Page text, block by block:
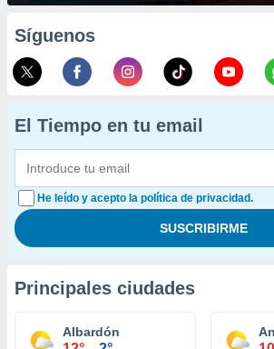
Síguenos
El Tiempo en tu email
He leído y acepto la política de privacidad.
Principales ciudades
Albardón